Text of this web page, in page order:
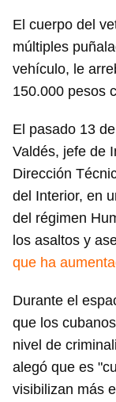
El cuerpo del
múltiples
vehículo, le
150.000 pesos
El pasado 13
Valdés, jefe de
Dirección
del Interior, en
del régimen
los asaltos y
que ha
Durante el
que los
nivel de
alegó que es
visibilizan más